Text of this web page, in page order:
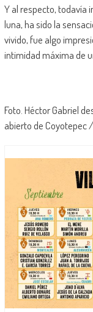
Y al respecto, todavía
luna, ha sido la
vivido, fue algo
intimidad máxima de
Foto. Héctor Gabriel
abierto de Coyotepec